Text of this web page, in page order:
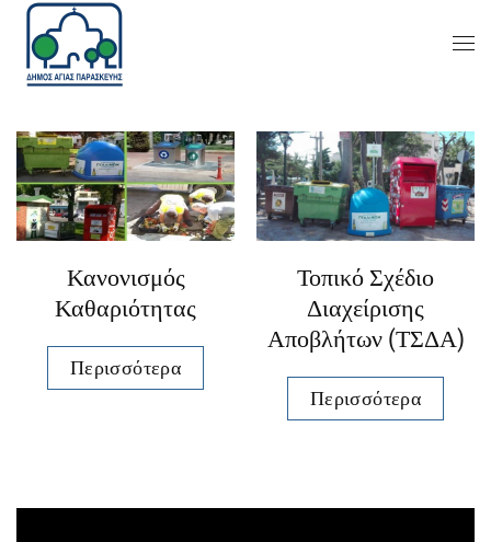
Κανονισμός
Καθαριότητας
Περισσότερα
Τοπικό Σχέδιο
Διαχείρισης
Αποβλήτων (ΤΣΔΑ)
Περισσότερα